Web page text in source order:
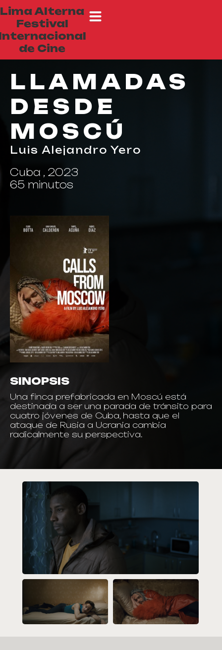
Lima Alterna
Festival
de Cine
LLAMADAS
DESDE
MOSCÚ
Luis Alejandro Yero
Cuba , 2023
65 minutos
SINOPSIS
Una finca prefabricada en Moscú está
destinada a ser una parada de tránsito para
cuatro jóvenes de Cuba, hasta que el
ataque de Rusia a Ucrania cambia
radicalmente su perspectiva.